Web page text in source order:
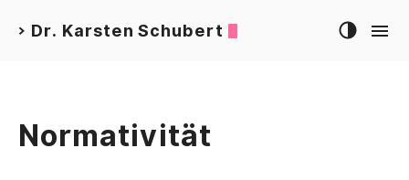
> Dr. Karsten Schubert
Normativität